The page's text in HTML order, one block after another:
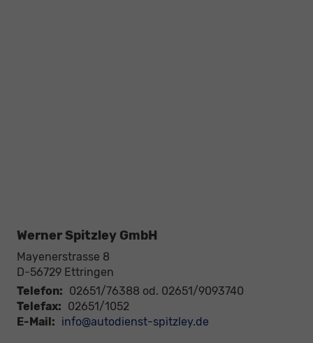
Werner Spitzley GmbH
Mayenerstrasse 8
D-56729 Ettringen
Telefon: 02651/76388 od. 02651/9093740
Telefax: 02651/1052
E-Mail: info@autodienst-spitzley.de